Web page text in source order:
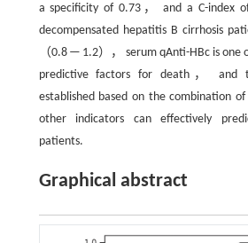
a specificity of 0.73， and a C-index
decompensated hepatitis B cirrhosis
（0.8‍ ‍—‍ ‍1.2）， serum qAnti-HBc is one
predictive factors for death， and
established based on the combination
other indicators can effectively
patients.
Graphical abstract